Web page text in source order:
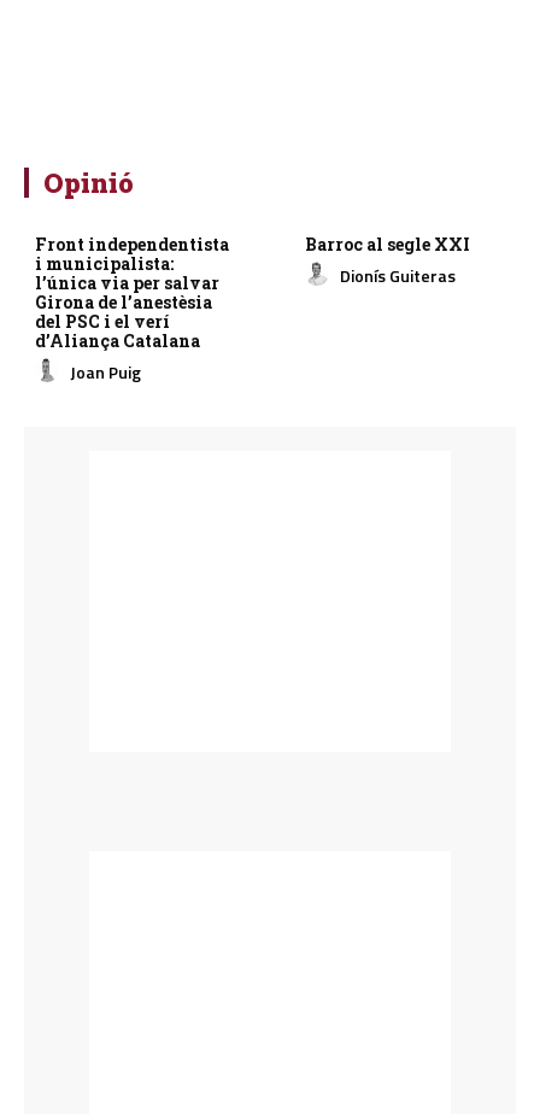
Opinió
Front independentista
i municipalista:
l’única via per salvar
Girona de l’anestèsia
del PSC i el verí
d’Aliança Catalana
Joan Puig
Barroc al segle XXI
Dionís Guiteras